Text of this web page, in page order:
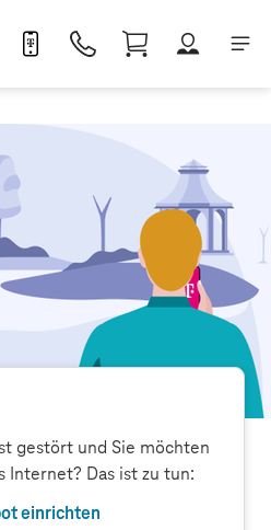
gestört und Sie möchten
Internet? Das ist zu tun:
einrichten